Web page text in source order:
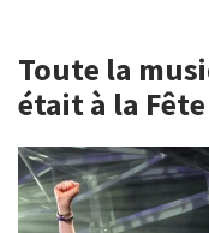
Toute la
était à la